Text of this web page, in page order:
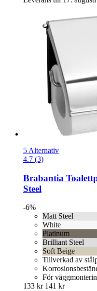
5 Alternativ
4.7 (3)
Brabantia
Steel
-6%
Matt Steel
White
Platinum
Brilliant Steel
Soft Beige
Tillverkad av
För
133 kr 141 kr